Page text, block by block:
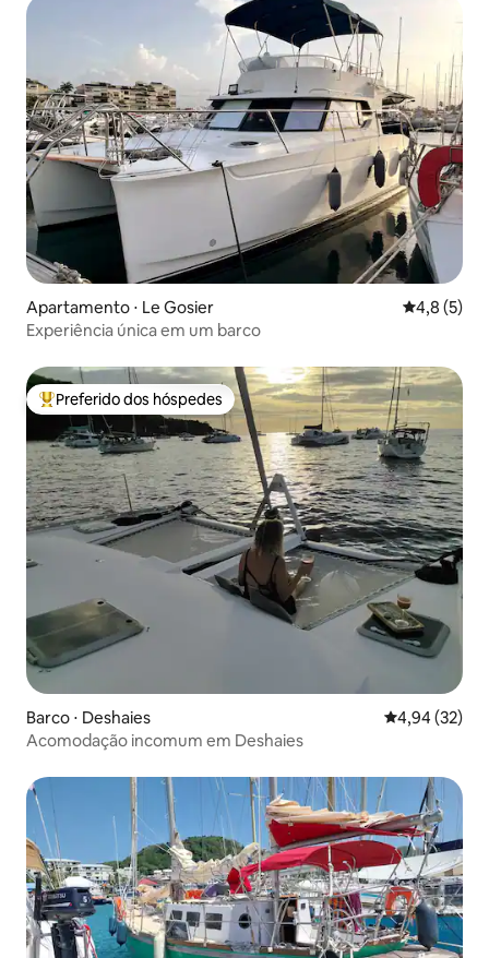
Apartamento ⋅ Le Gosier 4,8 de
4,8 (5)
Experiência única em um barco
Entre os melhores preferidos dos hóspedes
Preferido dos hóspedes
Barco ⋅ Deshaies 4,94 de uma
4,94 (32)
Acomodação incomum em Deshaies